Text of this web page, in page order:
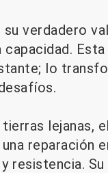
verdadero
lo
lejanas,
reparación
​​resistencia. Su